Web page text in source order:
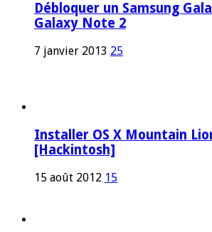
Débloquer un Samsung
Galaxy Note 2
7 janvier 2013 25
Installer OS X Mountain
[Hackintosh]
15 août 2012 15